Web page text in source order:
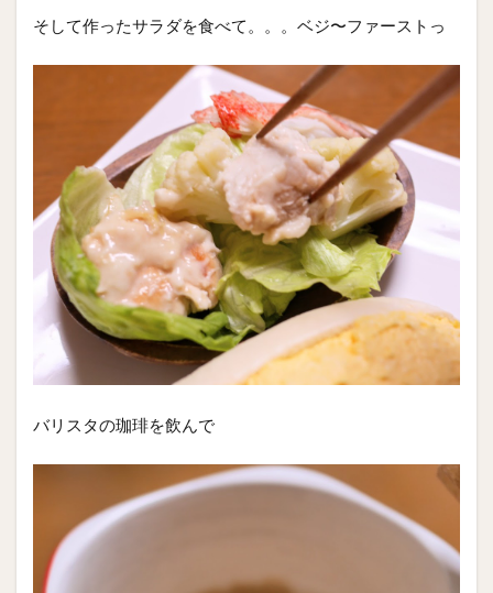
そして作ったサラダを食べて。。。ベジ〜ファーストっ
バリスタの珈琲を飲んで